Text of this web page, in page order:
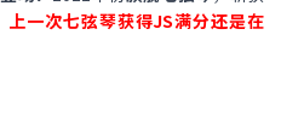
一次七弦琴获得JS满分还是在